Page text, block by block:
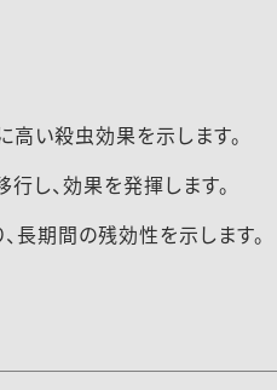
高い殺虫効果を示します。
し、効果を発揮します。
長期間の残効性を示します。